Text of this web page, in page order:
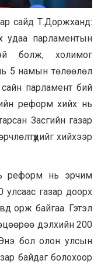
сайд Т.Доржханд:
удаа парламентын
болж, холимог
5 намын төлөөлөл
сайн парламент бий
реформ хийх нь
Засгийн газар
хийхээр
реформ нь эрчим
улсаас газар доорх
орж байгаа. Гэтэл
дэлхийн 200
бол олон улсын
байдаг болохоор